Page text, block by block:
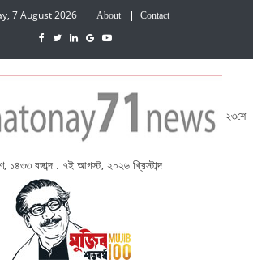
7 August 2026 About Contact
২৩শে
১৪৩৩ বঙ্গাব্দ . ৭ই আগস্ট, ২০২৬ খ্রিস্টাব্দ